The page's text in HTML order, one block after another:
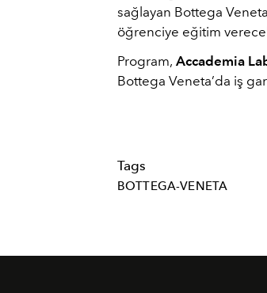
sağlayan Bottega
öğrenciye eğitim
Program, Accademia
Bottega Veneta’da iş
Tags
BOTTEGA-VENETA